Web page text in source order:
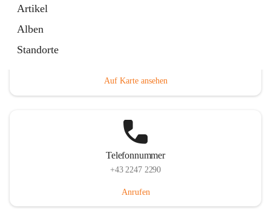
Artikel
Alben
Standorte
Auf Karte ansehen
Telefonnummer
+43 2247 2290
Anrufen